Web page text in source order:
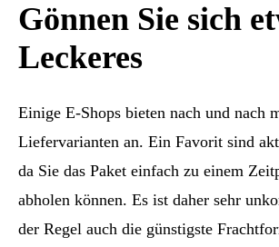
Gönnen Sie sich
Leckeres
Einige E-Shops bieten nach und nach
Liefervarianten an. Ein Favorit sind
da Sie das Paket einfach zu einem
abholen können. Es ist daher sehr
der Regel auch die günstigste